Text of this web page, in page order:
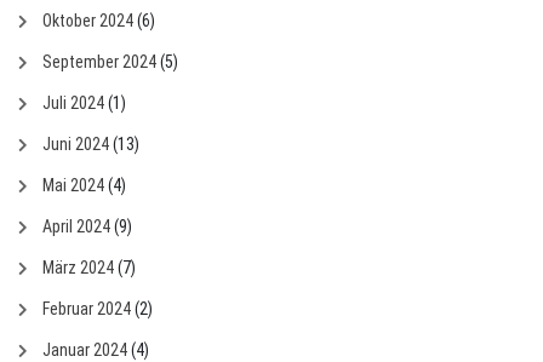
Oktober 2024(6)
September 2024(5)
Juli 2024(1)
Juni 2024(13)
Mai 2024(4)
April 2024(9)
März 2024(7)
Februar 2024(2)
Januar 2024(4)